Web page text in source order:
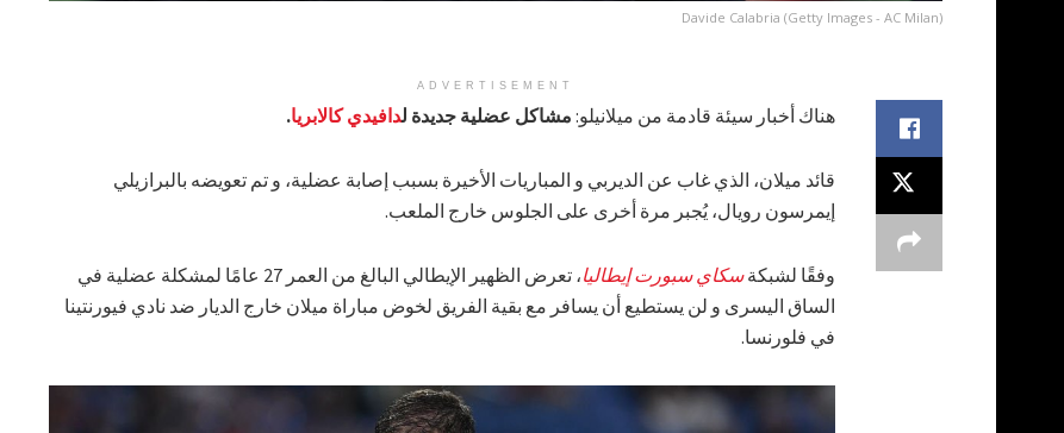
Davide Calabria (Getty Images - AC Milan)
ADVERTISEMENT
هناك أخبار سيئة قادمة من ميلانيلو: مشاكل عضلية جديدة لدافيدي كالابريا.
قائد ميلان، الذي غاب عن الديربي و المباريات الأخيرة بسبب إصابة عضلية، و تم تعويضه بالبرازيلي
إيمرسون رويال، يُجبر مرة أخرى على الجلوس خارج الملعب.
وفقًا لشبكةسكاي سبورت إيطاليا
، تعرض الظهير الإيطالي البالغ من العمر 27 عامًا لمشكلة عضلية في
الساق اليسرى و لن يستطيع أن يسافر مع بقية الفريق لخوض مباراة ميلان خارج الديار ضد نادي فيورنتينا
في فلورنسا.